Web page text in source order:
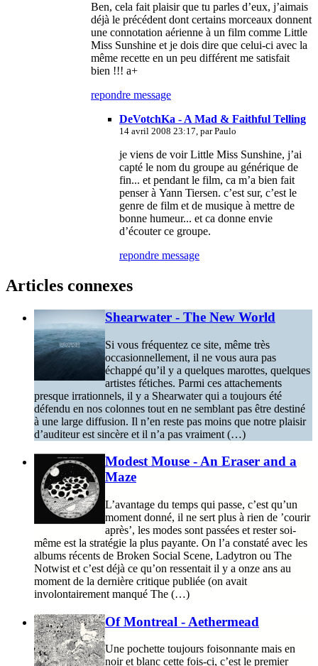
Ben, cela fait plaisir que tu parles d’eux, j’aimais
déjà le précédent dont certains morceaux donnent
une connotation aérienne à un film comme Little
Miss Sunshine et je dois dire que celui-ci avec la
même recette en un peu différent me satisfait
bien !!! a+
repondre message
DeVotchKa - A Mad & Faithful Telling
14 avril 2008 23:17, parPaulo
je viens de voir Little Miss Sunshine, j’ai
capté le nom du groupe au générique de
fin... et pendant le film, ca m’a bien fait
penser à Yann Tiersen. c’est sur, c’est le
genre de film et de musique à mettre de
bonne humeur... et ca donne envie
d’écouter ce groupe.
repondre message
Articles connexes
Shearwater - The New World
Si vous fréquentez ce site, même très
occasionnellement, il ne vous aura pas
échappé qu’il y a quelques marottes, quelques
artistes fétiches. Parmi ces attachements
presque irrationnels, il y a Shearwater qui a toujours été
défendu en nos colonnes tout en ne semblant pas être destiné
à une large diffusion. Il n’en reste pas moins que notre plaisir
d’auditeur est sincère et il n’a pas vraiment (…)
Modest Mouse - An Eraser and a
Maze
L’avantage du temps qui passe, c’est qu’un
moment donné, il ne sert plus à rien de ’courir
après’, les modes sont passées et rester soi-
même est la stratégie la plus payante. On l’a constaté avec les
albums récents de Broken Social Scene, Ladytron ou The
Notwist et c’est déjà ce qu’on ressentait il y a onze ans au
moment de la dernière critique publiée (on avait
involontairement manqué The (…)
Of Montreal - Aethermead
Une pochette toujours foisonnante mais en
noir et blanc cette fois-ci, c’est le premier